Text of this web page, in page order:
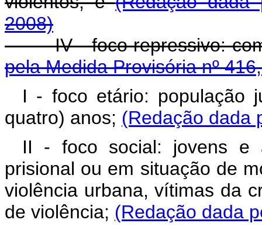
2008)
IV - foco repressivo:
pela Medida Provisória nº
I - foco etário: população
quatro) anos; (Redação dada
II - foco social: jovens e
prisional ou em situação de
violência urbana, vítimas da
de violência; (Redação dada